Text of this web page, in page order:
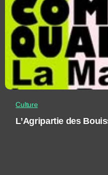
Culture
L’Agripartie des